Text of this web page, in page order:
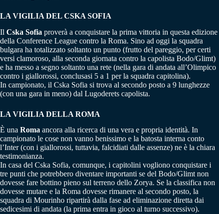
LA VIGILIA DEL CSKA SOFIA
Il Cska Sofia proverà a conquistare la prima vittoria in questa edizione
della Conference League contro la Roma. Sino ad oggi la squadra
bulgara ha totalizzato soltanto un punto (frutto del pareggio, per certi
versi clamoroso, alla seconda giornata contro la capolista Bodo/Glimt)
e ha messo a segno soltanto una rete (nella gara di andata all’Olimpico
contro i giallorossi, conclusasi 5 a 1 per la squadra capitolina).
In campionato, il Cska Sofia si trova al secondo posto a 9 lunghezze
(con una gara in meno) dal Lugoderets capolista.
LA VIGILIA DELLA ROMA
È una Roma ancora alla ricerca di una vera e propria identità. In
campionato le cose non vanno benissimo e la batosta interna conto
l’Inter (con i giallorossi, tuttavia, falcidiati dalle assenze) ne è la chiara
testimonianza.
In casa del Cska Sofia, comunque, i capitolini vogliono conquistare i
tre punti che potrebbero diventare importanti se del Bodo/Glimt non
dovesse fare bottino pieno sul terreno dello Zorya. Se la classifica non
dovesse mutare e la Roma dovesse rimanere al secondo posto, la
squadra di Mourinho ripartirà dalla fase ad eliminazione diretta dai
sedicesimi di andata (la prima entra in gioco al turno successivo).